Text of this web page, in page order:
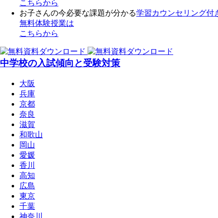
こちらから
お子さんの今必要な課題が分かる学習カウンセリング付
無料体験授業は
こちらから
中学校の入試傾向と受験対策
大阪
兵庫
京都
奈良
滋賀
和歌山
岡山
愛媛
香川
高知
広島
東京
千葉
神奈川